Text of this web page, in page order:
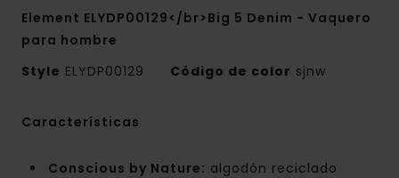
Element ELYDP00129</br>Big 5 Denim - Vaquero
para hombre
Style ELYDP00129 Código de color sjnw
Características
Conscious by Nature: algodón reciclado